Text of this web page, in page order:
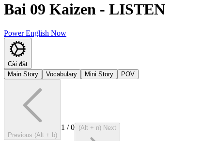
Bai 09 Kaizen - LISTEN
Power English Now
Cài đặt
Main Story
Vocabulary Mini Story POV
Previous (Alt + b)
1 /0 (Alt + n) Next